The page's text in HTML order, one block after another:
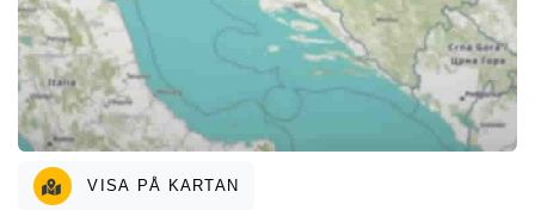
VISA PÅ KARTAN